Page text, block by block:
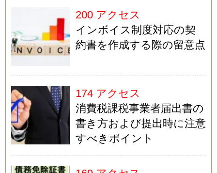
200 アクセス
インボイス制度対応の契
約書を作成する際の留意点
174 アクセス
消費税課税事業者届出書の
書き方および提出時に注意
すべきポイント